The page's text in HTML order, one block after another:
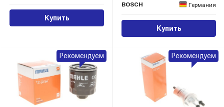
Купить
BOSCH
Германия
Купить
Рекомендуем Рекомендуем